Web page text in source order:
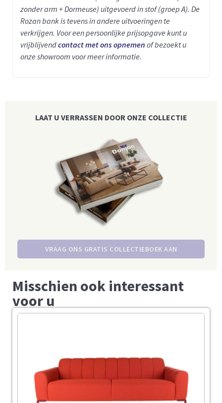
zonder arm + Dormeuse) uitgevoerd in stof (groep A). De
Rozan bank is tevens in andere uitvoeringen te
verkrijgen. Voor een persoonlijke prijsopgave kunt u
vrijblijvendcontact met ons opnemen of bezoekt u
onze showroom voor meer informatie.
LAAT U VERRASSEN DOOR ONZE COLLECTIE
VRAAG ONS GRATIS COLLECTIEBOEK AAN
Misschien ook interessant
voor u